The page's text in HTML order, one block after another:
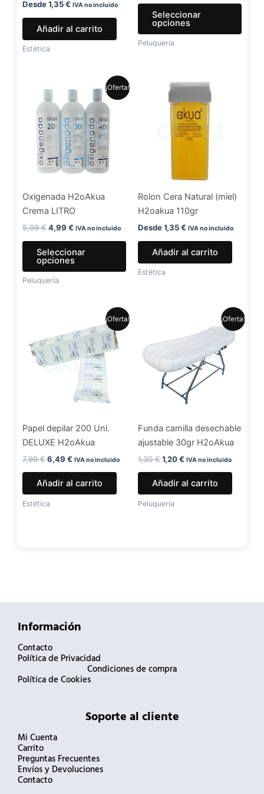
Desde1,35€ IVA no incluido
Añadir al carrito
Estética
Seleccionar
opciones
en
Peluquería
¡Oferta!
Oxigenada H2oAkua
Crema LITRO
5,99€
precio
original
era:
5,99 €.
4,99 €
precio
actual
4,99 €.
IVA no incluido
Seleccionar
opciones
Este
producto
pueden
elegir
la
página
de
Peluquería
Rolon Cera Natural (miel)
H2oakua 110gr
Desde1,35€ IVA no incluido
Añadir al carrito
Estética
¡Oferta!
Papel depilar 200 Uni.
DELUXE H2oAkua
7,99€
original
era:
7,99 €.
6,49 €
precio
actual
es:
6,49 €.
IVA no incluido
Añadir al carrito
Estética
¡Oferta!
Funda camilla desechable
ajustable 30gr H2oAkua
1,30€
original
era:
1,20€
actual
1,20 €.
IVA no incluido
Añadir al carrito
Peluquería
Información
Contacto
Política de Privacidad
Condiciones de compra
Política de Cookies
Soporte al cliente
Mi Cuenta
Carrito
Preguntas Frecuentes
Envíos y Devoluciones
Contacto